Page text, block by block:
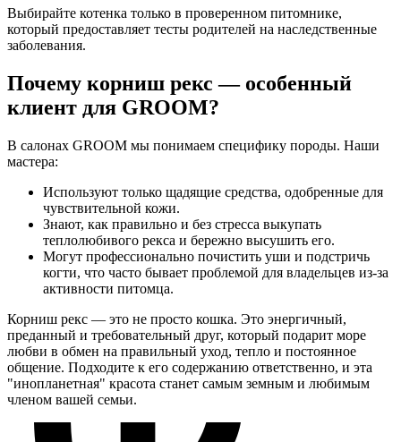
Выбирайте котенка только в проверенном питомнике,
который предоставляет тесты родителей на наследственные
заболевания.
Почему корниш рекс — особенный
клиент для GROOM?
В салонах GROOM мы понимаем специфику породы. Наши
мастера:
Используют только щадящие средства, одобренные для
чувствительной кожи.
Знают, как правильно и без стресса выкупать
теплолюбивого рекса и бережно высушить его.
Могут профессионально почистить уши и подстричь
когти, что часто бывает проблемой для владельцев из-за
активности питомца.
Корниш рекс — это не просто кошка. Это энергичный,
преданный и требовательный друг, который подарит море
любви в обмен на правильный уход, тепло и постоянное
общение. Подходите к его содержанию ответственно, и эта
"инопланетная" красота станет самым земным и любимым
членом вашей семьи.